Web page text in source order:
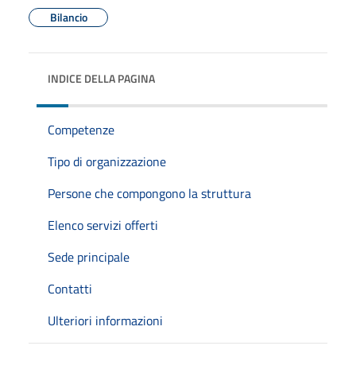
Bilancio
INDICE DELLA PAGINA
Competenze
Tipo di organizzazione
Persone che compongono la struttura
Elenco servizi offerti
Sede principale
Contatti
Ulteriori informazioni